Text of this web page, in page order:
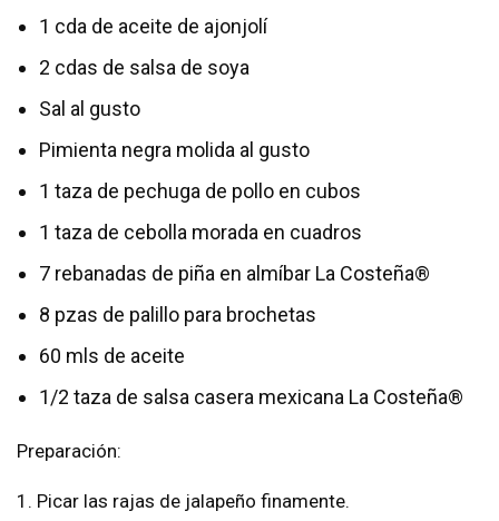
1 cda de aceite de ajonjolí
2 cdas de salsa de soya
Sal al gusto
Pimienta negra molida al gusto
1 taza de pechuga de pollo en cubos
1 taza de cebolla morada en cuadros
7 rebanadas de piña en almíbar La Costeña®
8 pzas de palillo para brochetas
60 mls de aceite
1/2 taza de salsa casera mexicana La Costeña®
Preparación:
1. Picar las rajas de jalapeño finamente.